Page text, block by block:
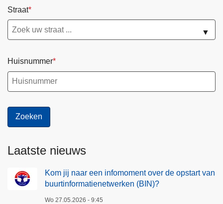
Straat
▼
Huisnummer
Laatste nieuws
Kom jij naar een infomoment over de opstart van
buurtinformatienetwerken (BIN)?
Wo 27.05.2026 - 9:45